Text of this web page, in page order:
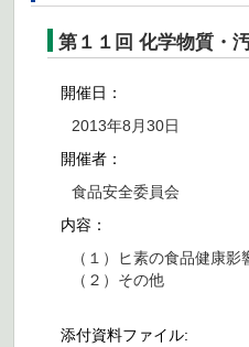
第１１回 化学物質・
開催日：
2013年8月30日
開催者：
食品安全委員会
内容：
（１）ヒ素の食品健康影
（２）その他
添付資料ファイル: